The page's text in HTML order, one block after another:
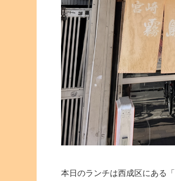
本日のランチは西成区にある 「